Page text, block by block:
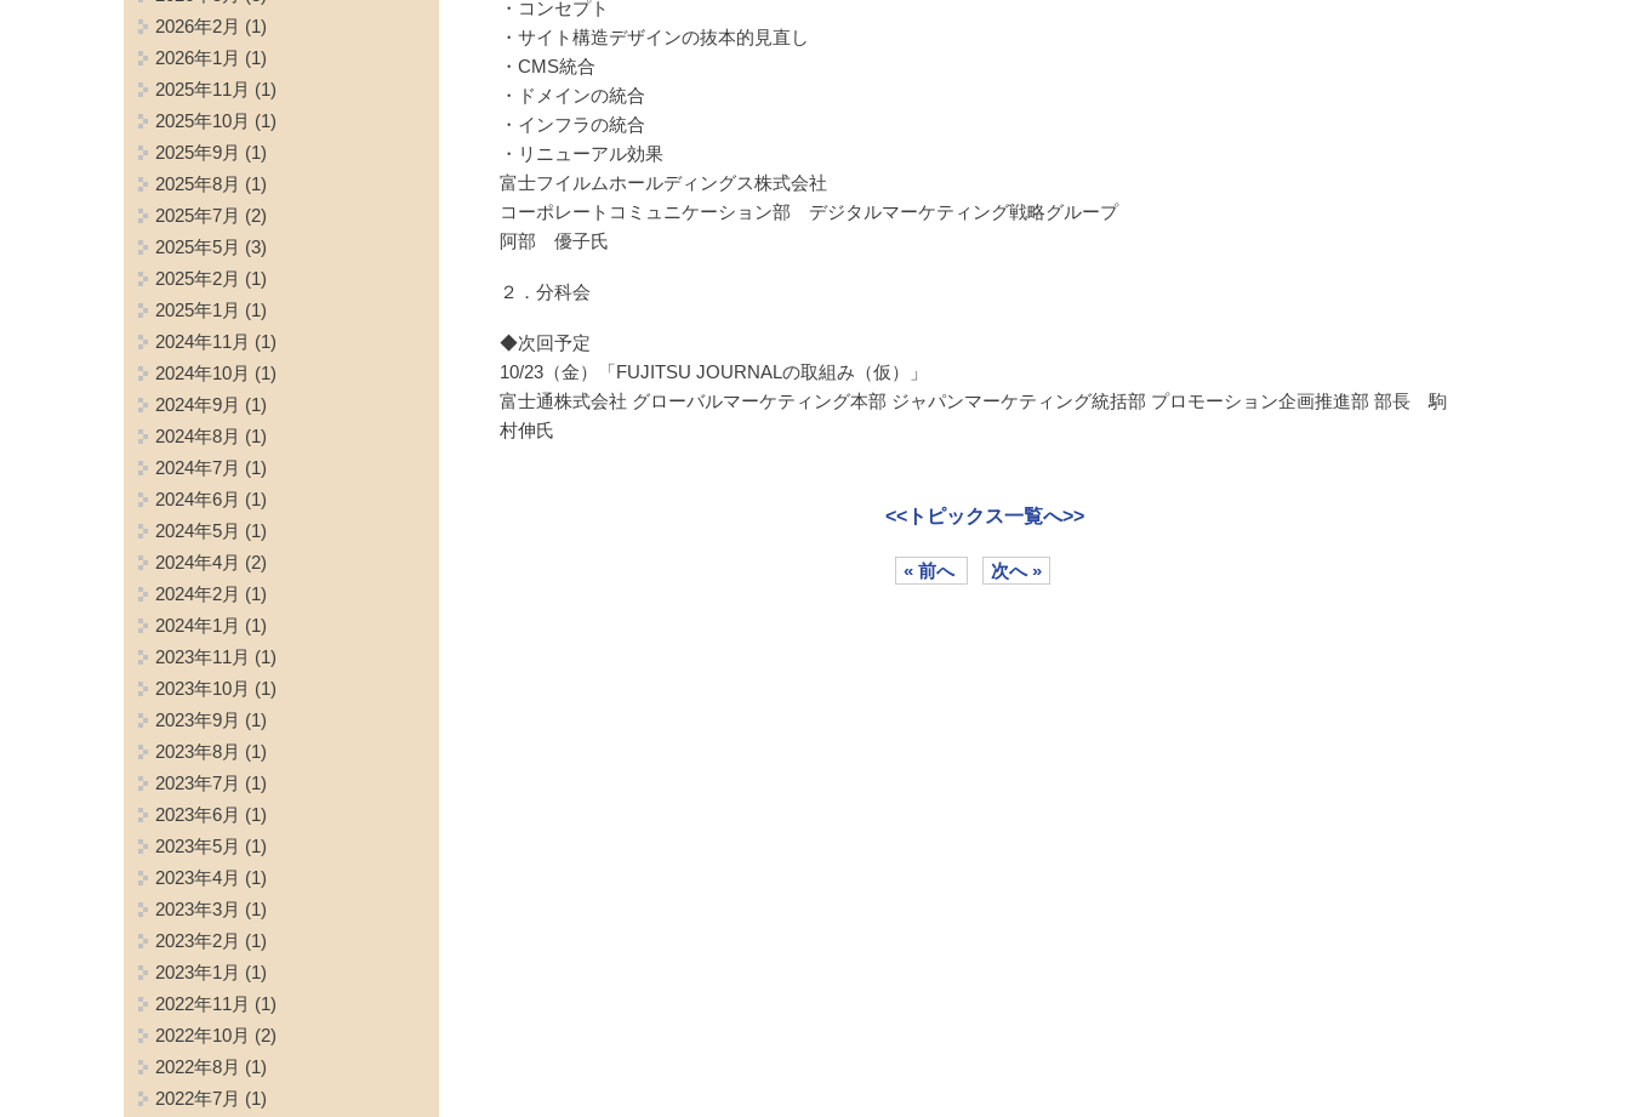
・コンセプト
・サイト構造デザインの抜本的見直し
・CMS統合
・ドメインの統合
・インフラの統合
・リニューアル効果
富士フイルムホールディングス株式会社
コーポレートコミュニケーション部 デジタルマーケティング戦略グループ
阿部 優子氏
２．分科会
◆次回予定
10/23（金）「FUJITSU JOURNALの取組み（仮）」
富士通株式会社 グローバルマーケティング本部 ジャパンマーケティング統括部 プロモーション企画推進部 部長 駒
村伸氏
<<トピックス一覧へ>>
« 前へ 次へ »
2026年2月 (1)
2026年1月 (1)
2025年11月 (1)
2025年10月 (1)
2025年9月 (1)
2025年8月 (1)
2025年7月 (2)
2025年5月 (3)
2025年2月 (1)
2025年1月 (1)
2024年11月 (1)
2024年10月 (1)
2024年9月 (1)
2024年8月 (1)
2024年7月 (1)
2024年6月 (1)
2024年5月 (1)
2024年4月 (2)
2024年2月 (1)
2024年1月 (1)
2023年11月 (1)
2023年10月 (1)
2023年9月 (1)
2023年8月 (1)
2023年7月 (1)
2023年6月 (1)
2023年5月 (1)
2023年4月 (1)
2023年3月 (1)
2023年2月 (1)
2023年1月 (1)
2022年11月 (1)
2022年10月 (2)
2022年8月 (1)
2022年7月 (1)